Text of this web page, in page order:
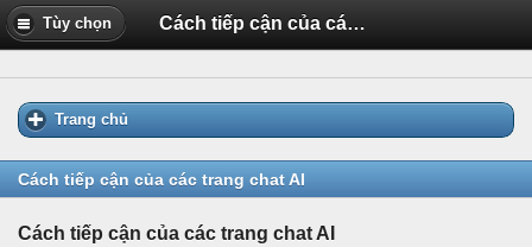
Tùy chọn Cách tiếp cận của các trang chat AI
Trang chủ
Cách tiếp cận của các trang chat AI
Cách tiếp cận của các trang chat AI